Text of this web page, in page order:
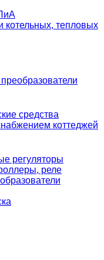
котельных, тепловых
средства
коттеджей
регуляторы
реле